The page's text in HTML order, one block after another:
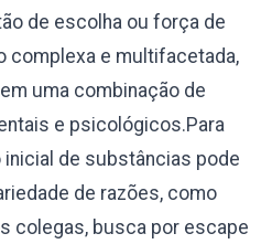
de escolha ou força de
complexa e multifacetada,
uma combinação de
e psicológicos.Para
de substâncias pode
de razões, como
colegas, busca por escape